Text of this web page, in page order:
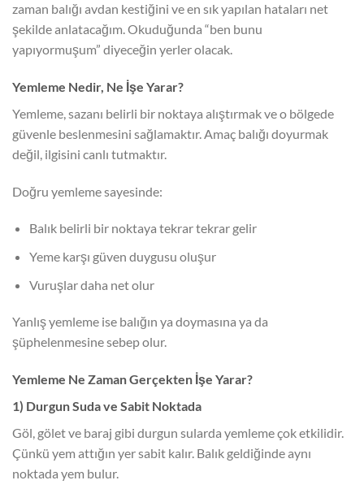
zaman balığı avdan kestiğini ve en sık yapılan hataları net
şekilde anlatacağım. Okuduğunda “ben bunu
yapıyormuşum” diyeceğin yerler olacak.
Yemleme Nedir, Ne İşe Yarar?
Yemleme, sazanı belirli bir noktaya alıştırmak ve o bölgede
güvenle beslenmesini sağlamaktır. Amaç balığı doyurmak
değil, ilgisini canlı tutmaktır.
Doğru yemleme sayesinde:
Balık belirli bir noktaya tekrar tekrar gelir
Yeme karşı güven duygusu oluşur
Vuruşlar daha net olur
Yanlış yemleme ise balığın ya doymasına ya da
şüphelenmesine sebep olur.
Yemleme Ne Zaman Gerçekten İşe Yarar?
1) Durgun Suda ve Sabit Noktada
Göl, gölet ve baraj gibi durgun sularda yemleme çok etkilidir.
Çünkü yem attığın yer sabit kalır. Balık geldiğinde aynı
noktada yem bulur.